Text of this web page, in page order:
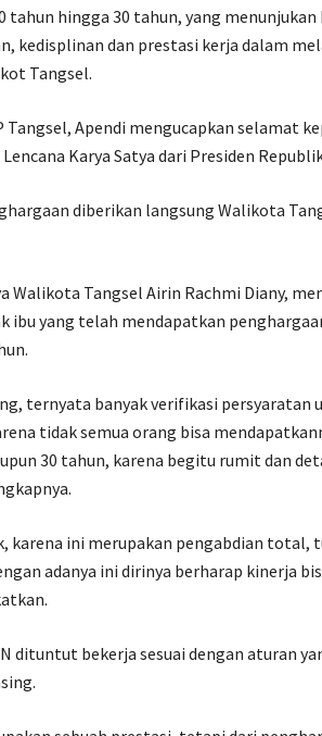
tahun hingga 30 tahun, yang
kedisplinan dan prestasi kerja dalam
Tangsel.
Tangsel, Apendi mengucapkan selamat
Karya Satya dari Presiden
diberikan langsung Walikota
Walikota Tangsel Airin Rachmi Diany,
ibu yang telah mendapatkan
ternyata banyak verifikasi persyaratan
tidak semua orang bisa
30 tahun, karena begitu rumit dan
karena ini merupakan pengabdian total,
adanya ini dirinya berharap kinerja
dituntut bekerja sesuai dengan aturan